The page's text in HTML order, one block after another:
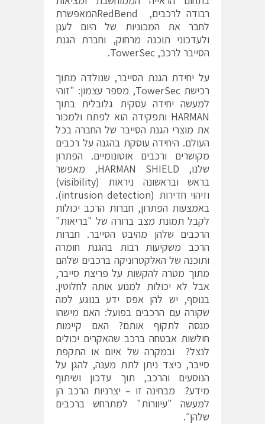
רבודה לרכבים, RedBendהמאפשרת
לחבר את המכוניות של היום לענן
ולעדכוני תוכנה מרחוק, וחברת הגנת
הסייבר לרכב, TowerSec.
על יחידת הגנת הסייבר, שנולדה מתוך
רכישת TowerSec, מספר עצמון: "זוהי
למעשה יחידה עסקית גלובלית בתוך
HARMAN ותפקידה הוא לפתח ולמכור
את מוצרי הגנת הסייבר של החברה בכל
העולם. היחידה עוסקת בהגנה על רכבים
מקושרים ורכבים אוטונומיים. הפתרון
שלנו, HARMAN SHIELD, מאפשר
בראש ובראשונה ניראות (visibility)
וזיהוי חדירות (intrusion detection).
באמצעות הפתרון, חברות הרכב יכולות
לקבל תמונת מצב ברורה של "בריאות"
הרכבים שלהן מהיבט הסייבר. חברות
הרכב משקיעות רבות בהגנת חומרה
ותוכנה של האלקטרוניקה ברכבים שלהם
מתוך מטרה להקשות על פריצת סייבר,
אבל לא יכולות למנוע אותה לחלוטין.
בנוסף, יש להן אפס ידע בנוגע למה
שקורה עם הרכבים בפועל: האם מישהו
מנסה לתקוף אותם? האם קיימות
חולשות אבטחה ברכב שהאקרים יכולים
לנצל? ובמקרה של איום או התקפת
סייבר, כיצד ניתן לתת מענה, להגן על
הנוסעים והרכב, תוך עדכון ושיתוף
מידע? מבחינה זו – יצרניות הרכב הן
למעשה "עיוורות" למתרחש ברכבים
שלהן״.